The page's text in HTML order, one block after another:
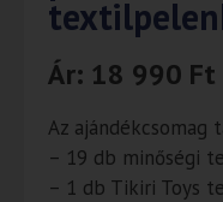
Ár: 18 990 Ft
Az ajándékcsomag
– 19 db minőségi
– 1 db Tikiri Toys